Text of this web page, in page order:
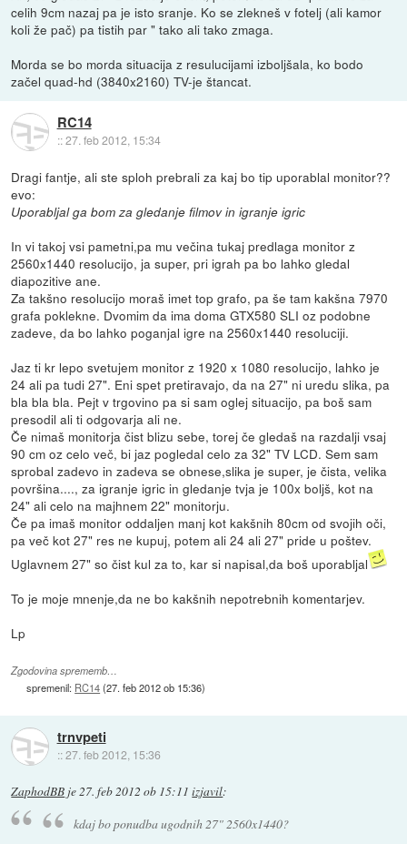
celih 9cm nazaj pa je isto sranje. Ko se zlekneš v fotelj (ali kamor
koli že pač) pa tistih par " tako ali tako zmaga.
Morda se bo morda situacija z resulucijami izboljšala, ko bodo
začel quad-hd (3840x2160) TV-je štancat.
RC14
::27. feb 2012, 15:34
Dragi fantje, ali ste sploh prebrali za kaj bo tip uporablal monitor??
evo:
Uporabljal ga bom za gledanje filmov in igranje igric
In vi takoj vsi pametni,pa mu večina tukaj predlaga monitor z
2560x1440 resolucijo, ja super, pri igrah pa bo lahko gledal
diapozitive ane.
Za takšno resolucijo moraš imet top grafo, pa še tam kakšna 7970
grafa poklekne. Dvomim da ima doma GTX580 SLI oz podobne
zadeve, da bo lahko poganjal igre na 2560x1440 resoluciji.
Jaz ti kr lepo svetujem monitor z 1920 x 1080 resolucijo, lahko je
24 ali pa tudi 27". Eni spet pretiravajo, da na 27" ni uredu slika, pa
bla bla bla. Pejt v trgovino pa si sam oglej situacijo, pa boš sam
presodil ali ti odgovarja ali ne.
Če nimaš monitorja čist blizu sebe, torej če gledaš na razdalji vsaj
90 cm oz celo več, bi jaz pogledal celo za 32" TV LCD. Sem sam
sprobal zadevo in zadeva se obnese,slika je super, je čista, velika
površina...., za igranje igric in gledanje tvja je 100x boljš, kot na
24" ali celo na majhnem 22" monitorju.
Če pa imaš monitor oddaljen manj kot kakšnih 80cm od svojih oči,
pa več kot 27" res ne kupuj, potem ali 24 ali 27" pride u poštev.
Uglavnem 27" so čist kul za to, kar si napisal,da boš uporabljal
To je moje mnenje,da ne bo kakšnih nepotrebnih komentarjev.
Lp
Zgodovina sprememb…
spremenil: RC14(27. feb 2012 ob 15:36)
trnvpeti
::27. feb 2012, 15:36
ZaphodBB je27. feb 2012 ob 15:11 izjavil:
kdaj bo ponudba ugodnih 27" 2560x1440?